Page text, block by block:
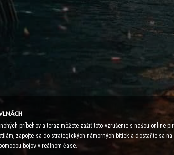
príbehov a teraz môžete zažiť toto vzrušenie s našou
zapojte sa do strategických námorných bitiek a dostaňte sa
bojov v reálnom čase.